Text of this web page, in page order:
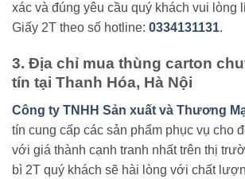
xác và đúng yêu cầu quý khách vui lòng
Giấy 2T theo số hotline: 0334131131.
3. Địa chỉ mua thùng carton
tín tại Thanh Hóa, Hà Nội
Công ty TNHH Sản xuất và Thương
tín cung cấp các sản phẩm phục vụ cho
với giá thành cạnh tranh nhất trên thị
bì 2T quý khách sẽ hài lòng với chất